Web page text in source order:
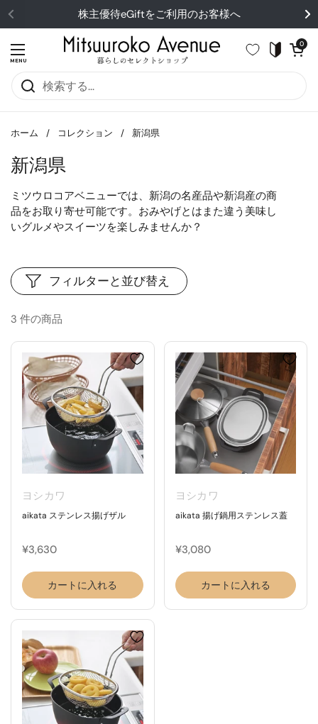
コンテンツへスキップ株主優待eGiftをご利用のお客様へ
メニューを開く
MENU
カートを開
0
ホーム / コレクション / 新潟県
新潟県
ミツウロコアベニューでは、新潟の名産品や新潟産の商
品をお取り寄せ可能です。おみやげとはまた違う美味し
いグルメやスイーツを楽しみませんか？
3 件の商品
フィルターと並び替え
ヨシカワ
aikata ステンレス揚げザル
¥3,630
カートに入れる
ヨシカワ
aikata 揚げ鍋用ステンレス蓋
¥3,080
カートに入れる